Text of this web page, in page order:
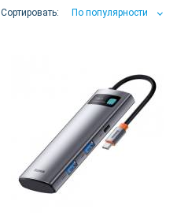
Сортировать: По популярности
По популярности